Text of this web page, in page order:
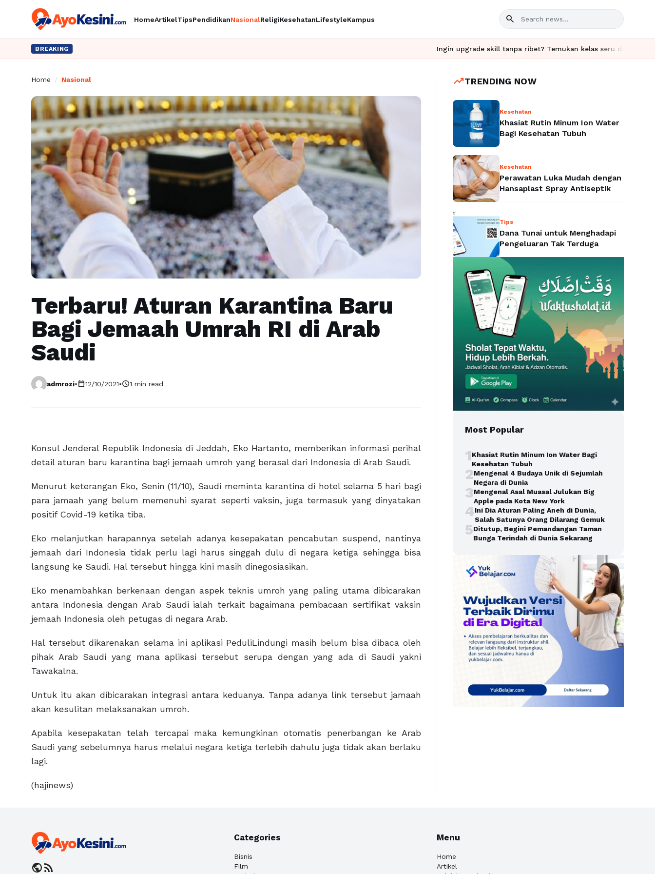
HomeArtikelTipsPendidikanNasionalReligiKesehatanLifestyleKampus search
BREAKING Ingin upgrade skill tanpa ribet? Temukan kelas seru dan materi
Home / Nasional
Terbaru! Aturan Karantina Baru
Bagi Jemaah Umrah RI di Arab
Saudi
admrozi•calendar_today12/10/2021•schedule1 min read
Konsul Jenderal Republik Indonesia di Jeddah, Eko Hartanto, memberikan informasi perihal
detail aturan baru karantina bagi jemaah umroh yang berasal dari Indonesia di Arab Saudi.
Menurut keterangan Eko, Senin (11/10), Saudi meminta karantina di hotel selama 5 hari bagi
para jamaah yang belum memenuhi syarat seperti vaksin, juga termasuk yang dinyatakan
positif Covid-19 ketika tiba.
Eko melanjutkan harapannya setelah adanya kesepakatan pencabutan suspend, nantinya
jemaah dari Indonesia tidak perlu lagi harus singgah dulu di negara ketiga sehingga bisa
langsung ke Saudi. Hal tersebut hingga kini masih dinegosiasikan.
Eko menambahkan berkenaan dengan aspek teknis umroh yang paling utama dibicarakan
antara Indonesia dengan Arab Saudi ialah terkait bagaimana pembacaan sertifikat vaksin
jemaah Indonesia oleh petugas di negara Arab.
Hal tersebut dikarenakan selama ini aplikasi PeduliLindungi masih belum bisa dibaca oleh
pihak Arab Saudi yang mana aplikasi tersebut serupa dengan yang ada di Saudi yakni
Tawakalna.
Untuk itu akan dibicarakan integrasi antara keduanya. Tanpa adanya link tersebut jamaah
akan kesulitan melaksanakan umroh.
Apabila kesepakatan telah tercapai maka kemungkinan otomatis penerbangan ke Arab
Saudi yang sebelumnya harus melalui negara ketiga terlebih dahulu juga tidak akan berlaku
lagi.
(hajinews)
trending_upTRENDING NOW
Kesehatan
Khasiat Rutin Minum Ion Water
Bagi Kesehatan Tubuh
Kesehatan
Perawatan Luka Mudah dengan
Hansaplast Spray Antiseptik
Tips
Dana Tunai untuk Menghadapi
Pengeluaran Tak Terduga
Most Popular
1Khasiat Rutin Minum Ion Water Bagi
Kesehatan Tubuh
2Mengenal 4 Budaya Unik di Sejumlah
Negara di Dunia
3Mengenal Asal Muasal Julukan Big
Apple pada Kota New York
4Ini Dia Aturan Paling Aneh di Dunia,
Salah Satunya Orang Dilarang Gemuk
5Ditutup, Begini Pemandangan Taman
Bunga Terindah di Dunia Sekarang
publicrss_feed
Categories
Bisnis
Film
Menu
Home
Artikel